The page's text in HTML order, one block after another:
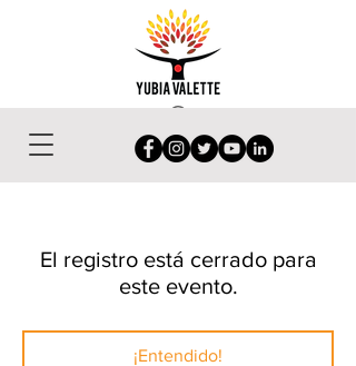
El registro está cerrado para
este evento.
¡Entendido!